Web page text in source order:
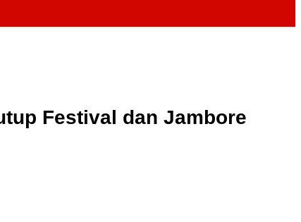
Festival dan Jambore